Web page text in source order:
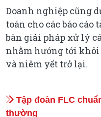
Doanh nghiệp cũng
toán cho các báo
bàn giải pháp xử lý
nhằm hướng tới khôi
và niêm yết trở lại.
Tập đoàn FLC
thường